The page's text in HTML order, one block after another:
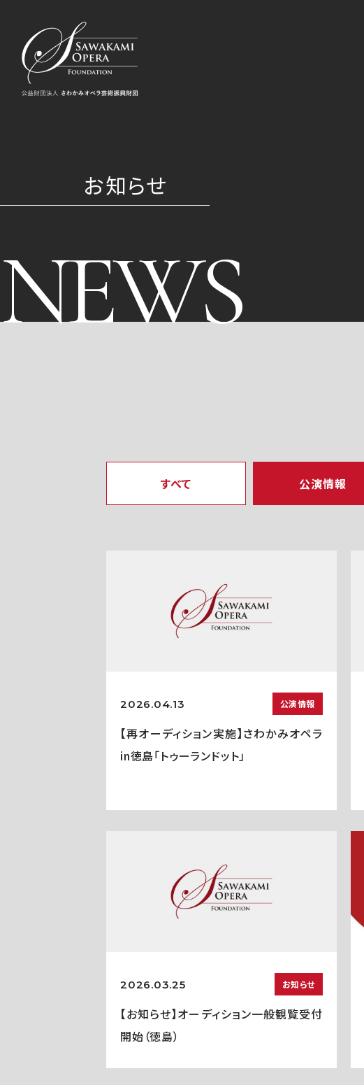
お知らせ
NEWS
すべて 公演情報
2026.04.13 公演情報
【再オーディション実施】さわかみオペラ
in徳島「トゥーランドット」
2026.03.25 お知らせ
【お知らせ】オーディション一般観覧受付
開始（徳島）